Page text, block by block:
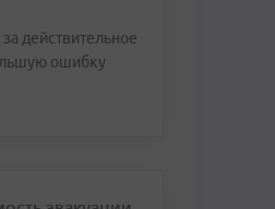
действительное
ошибку